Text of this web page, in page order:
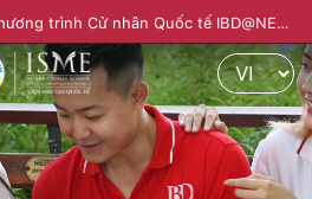
trình Cử nhân Quốc tế IBD@NEU